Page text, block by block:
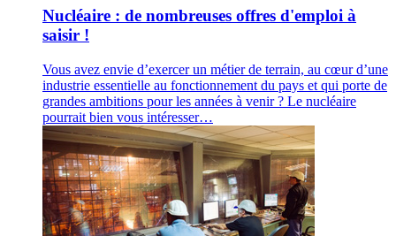
Nucléaire : de nombreuses offres d'emploi à
saisir !
Vous avez envie d’exercer un métier de terrain, au cœur d’une
industrie essentielle au fonctionnement du pays et qui porte de
grandes ambitions pour les années à venir ? Le nucléaire
pourrait bien vous intéresser…